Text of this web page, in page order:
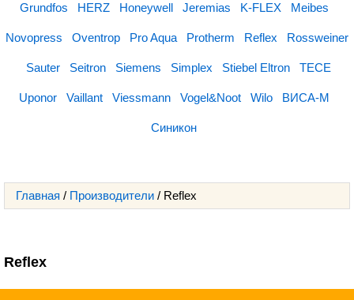
Grundfos HERZ Honeywell Jeremias K-FLEX Meibes
Novopress Oventrop Pro Aqua Protherm Reflex Rossweiner
Sauter Seitron Siemens Simplex Stiebel Eltron TECE
Uponor Vaillant Viessmann Vogel&Noot Wilo ВИСА-М
Синикон
Главная / Производители / Reflex
Reflex